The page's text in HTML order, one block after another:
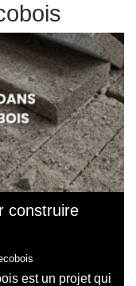
construire
est un projet qui